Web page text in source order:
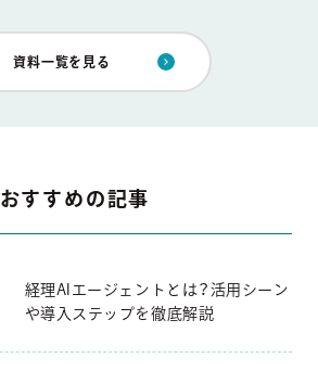
資料一覧を見る
おすすめの記事
経理AIエージェントとは？活用シーン
や導入ステップを徹底解説